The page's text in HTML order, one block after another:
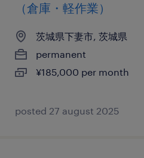
（倉庫・軽作業）
茨城県下妻市, 茨城県
permanent
¥185,000 per month
posted 27 august 2025